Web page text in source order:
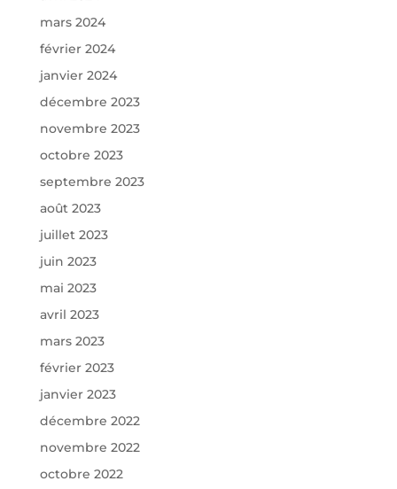
mars 2024
février 2024
janvier 2024
décembre 2023
novembre 2023
octobre 2023
septembre 2023
août 2023
juillet 2023
juin 2023
mai 2023
avril 2023
mars 2023
février 2023
janvier 2023
décembre 2022
novembre 2022
octobre 2022